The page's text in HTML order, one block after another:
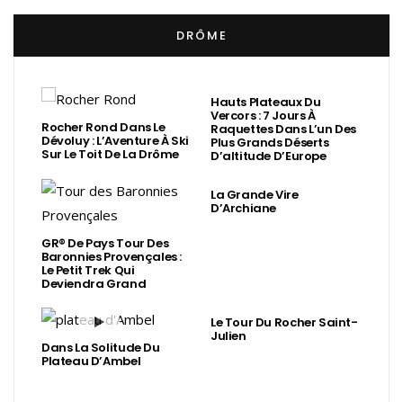
DRÔME
Rocher Rond Dans Le
Dévoluy : L’Aventure À Ski
Sur Le Toit De La Drôme
Hauts Plateaux Du
Vercors : 7 Jours À
Raquettes Dans L’un Des
Plus Grands Déserts
D’altitude D’Europe
GR® De Pays Tour Des
Baronnies Provençales :
Le Petit Trek Qui
Deviendra Grand
La Grande Vire
D’Archiane
Dans La Solitude Du
Plateau D’Ambel
Le Tour Du Rocher Saint-
Julien